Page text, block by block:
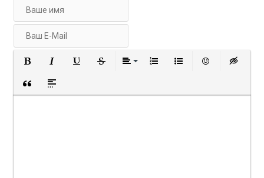
Вставка цитаты
Вставка спойлера